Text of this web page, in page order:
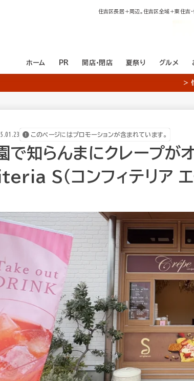
住吉区長居＋周辺。住吉区全域＋東住吉
ホーム PR 開店・閉店 夏祭り グルメ
＞
このページにはプロモーションが含まれています。
で知らんまにクレープが
S（コンフィテリア エ